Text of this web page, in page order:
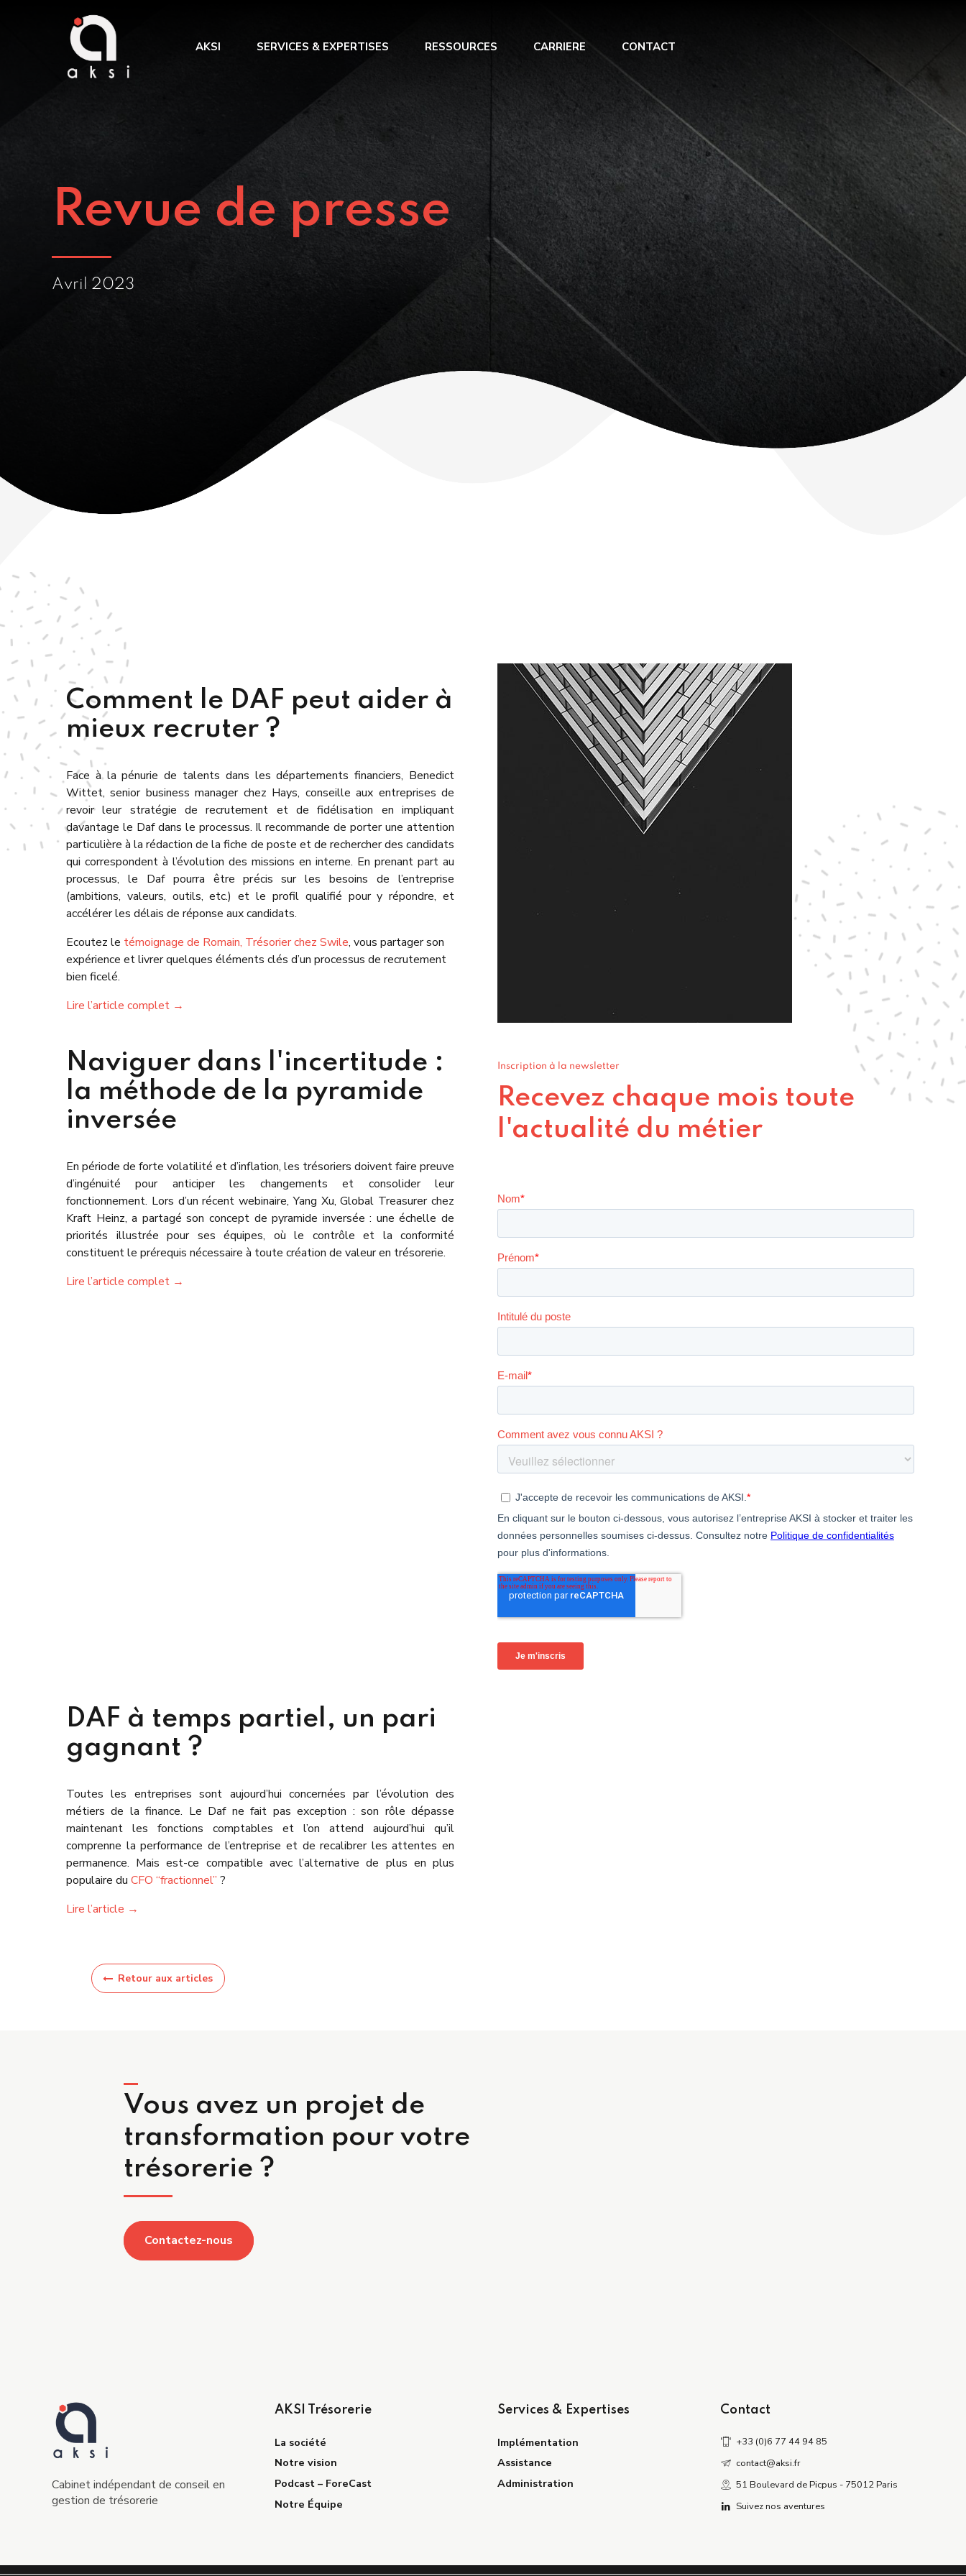
AKSI SERVICES & EXPERTISES
Gestion de projet
AMOA
Benchmark & optimisation
des processus trésorerie
Amélioration du BFR
Renfort opérationnel
Management de Transition
RESSOURCES CARRIERE CONTACT
Revue de presse
Avril 2023
Comment le DAF peut aider à
mieux recruter ?
Face à la pénurie de talents dans les départements financiers, Benedict
Wittet, senior business manager chez Hays, conseille aux entreprises de
revoir leur stratégie de recrutement et de fidélisation en impliquant
davantage le Daf dans le processus. Il recommande de porter une attention
particulière à la rédaction de la fiche de poste et de rechercher des candidats
qui correspondent à l’évolution des missions en interne. En prenant part au
processus, le Daf pourra être précis sur les besoins de l’entreprise
(ambitions, valeurs, outils, etc.) et le profil qualifié pour y répondre, et
accélérer les délais de réponse aux candidats.
Ecoutez le témoignage de Romain, Trésorier chez Swile, vous partager son
expérience et livrer quelques éléments clés d’un processus de recrutement
bien ficelé.
Lire l’article complet →
Naviguer dans l'incertitude :
la méthode de la pyramide
inversée
En période de forte volatilité et d’inflation, les trésoriers doivent faire preuve
d’ingénuité pour anticiper les changements et consolider leur
fonctionnement. Lors d’un récent webinaire, Yang Xu, Global Treasurer chez
Kraft Heinz, a partagé son concept de pyramide inversée : une échelle de
priorités illustrée pour ses équipes, où le contrôle et la conformité
constituent le prérequis nécessaire à toute création de valeur en trésorerie.
Lire l’article complet →
Inscription à la newsletter
Recevez chaque mois toute
l'actualité du métier
DAF à temps partiel, un pari
gagnant ?
Toutes les entreprises sont aujourd’hui concernées par l’évolution des
métiers de la finance. Le Daf ne fait pas exception : son rôle dépasse
maintenant les fonctions comptables et l’on attend aujourd’hui qu’il
comprenne la performance de l’entreprise et de recalibrer les attentes en
permanence. Mais est-ce compatible avec l’alternative de plus en plus
populaire du CFO “fractionnel” ?
Lire l’article →
Retour aux articles
Vous avez un projet de
transformation pour votre
trésorerie ?
Contactez-nous
Cabinet indépendant de conseil en
gestion de trésorerie
AKSI Trésorerie
La société
Notre vision
Podcast – ForeCast
Notre Équipe
Services & Expertises
Implémentation
Assistance
Administration
Contact
+33 (0)6 77 44 94 85
contact@aksi.fr
51 Boulevard de Picpus - 75012 Paris
Suivez nos aventures